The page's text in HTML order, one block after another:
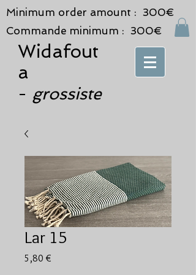
Minimum order amount : 300€
Commande minimum : 300€
Widafout
a
- grossiste
Lar 15
5,80 €